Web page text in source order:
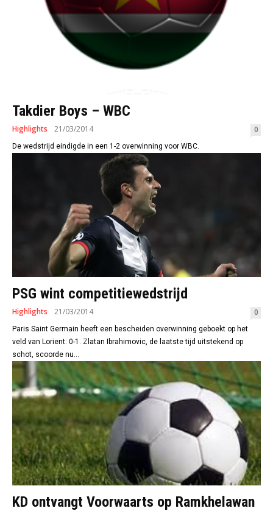
Takdier Boys – WBC
Highlights 21/03/2014 0
De wedstrijd eindigde in een 1-2 overwinning voor WBC.
PSG wint competitiewedstrijd
Highlights 21/03/2014 0
Paris Saint Germain heeft een bescheiden overwinning geboekt op het
veld van Lorient: 0-1. Zlatan Ibrahimovic, de laatste tijd uitstekend op
schot, scoorde nu...
KD ontvangt Voorwaarts op Ramkhelawan